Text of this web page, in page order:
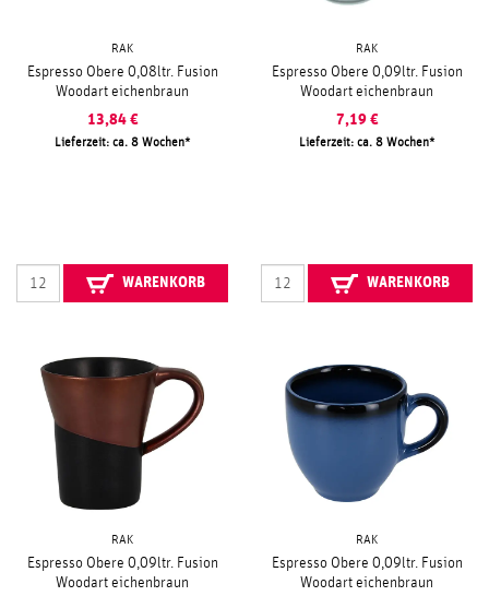
RAK
Espresso Obere 0,08ltr. Fusion
Woodart eichenbraun
13,84 €
Lieferzeit: ca. 8 Wochen
WARENKORB
RAK
Espresso Obere 0,09ltr. Fusion
Woodart eichenbraun
7,19 €
Lieferzeit: ca. 8 Wochen
WARENKORB
RAK
Espresso Obere 0,09ltr. Fusion
Woodart eichenbraun
RAK
Espresso Obere 0,09ltr. Fusion
Woodart eichenbraun